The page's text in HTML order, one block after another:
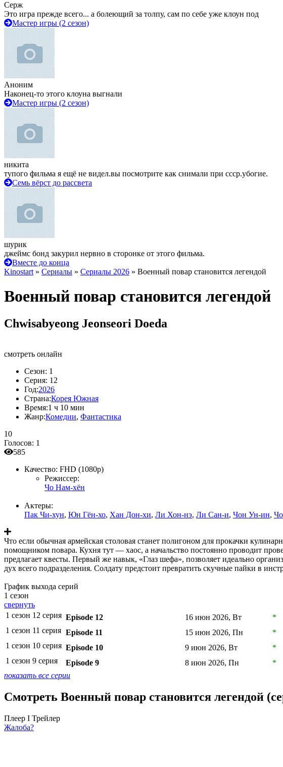
Серж
Это игра прежде всего... а болеющий за толпу, сам по себе уже клоун под
Мастер игры (2 сезон)
Аноним
Наконец-то этого клоуна выгнали
Мастер игры (2 сезон)
никита
тупого фильма я ещё не видел.вы посмотрите как снимали при ссср.убогие.
Семь вёрст до рассвета
шурик
джеймс бонд закурил нервно в сторонке от этого фильма.
Вместе до конца
Kinostart » Сериалы » Сериалы 2026 » Военный повар становится легендой
Военный повар становится легендой
Chwisabyeong Jeonseori Doeda
смотреть онлайн
Сезон: 1
Серия: 12
Год:2026
Страна:Корея Южная
Время:1 ч 10 мин
Жанр:Комедии, Фантастика
10
Голосов: 1
585
Качество: FHD (1080p)
Режиссер:
Чо Нам-хён
Актеры:
Пак Чи-хун, Юн Гён-хо, Хан Дон-хи, Ли Хон-нэ, Ли Сан-и, Чон Ун-ин,
Что если обычная армейская столовая станет полигоном для прокачки
помощником повара. Кухня тут — хаос, а начальство постоянно проводит
предлагает квесты. Первый же навык, «Глаз шефа», позволяет идеально
дух всего подразделения. Солдату предстоит превратить скучные пайки в
График выхода серий
1 сезон
свернуть
1 сезон 12 серия Episode 12 16 июн 2026, Вт
*
1 сезон 11 серия Episode 11 15 июн 2026, Пн
*
1 сезон 10 серия Episode 10 9 июн 2026, Вт
*
1 сезон 9 серия
Episode 9 8 июн 2026, Пн
*
показать все серии
Смотреть Военный повар становится легендой
Плеер I Трейлер
Жалоба?